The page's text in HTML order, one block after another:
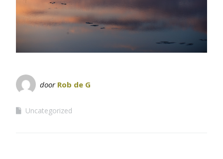
door Rob de G
Uncategorized